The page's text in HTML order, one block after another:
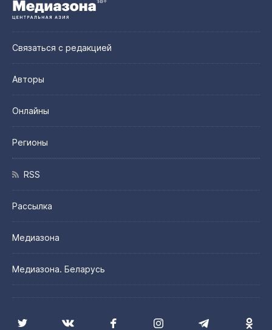
Связаться с редакцией
Авторы
Онлайны
Регионы
RSS
Рассылка
Медиазона
Медиазона. Беларусь